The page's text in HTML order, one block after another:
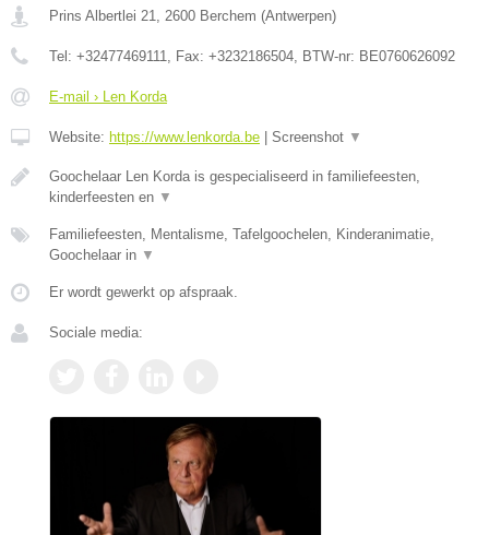
Prins Albertlei 21, 2600 Berchem (Antwerpen)
Tel: +32477469111, Fax: +3232186504, BTW-nr: BE0760626092
E-mail › Len Korda
Website: https://www.lenkorda.be Screenshot ▼
Goochelaar Len Korda is gespecialiseerd in familiefeesten,
kinderfeesten en ▼
Familiefeesten, Mentalisme, Tafelgoochelen, Kinderanimatie,
Goochelaar in ▼
Er wordt gewerkt op afspraak.
Sociale media: